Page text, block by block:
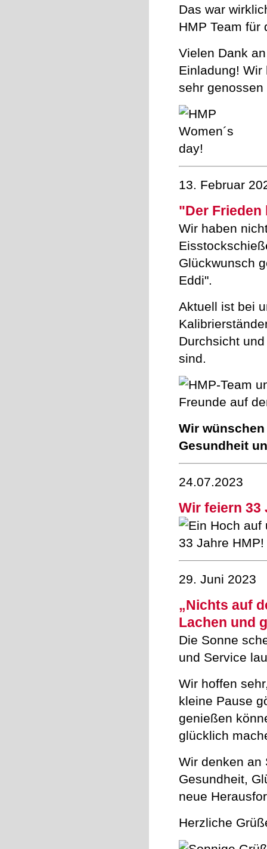
Das war
HMP Team für
Vielen Dank
Einladung!
sehr
13. Februar
"Der Frieden
Wir haben
Glückwunsch
Eddi".
Aktuell ist bei
Durchsicht
sind.
Wir
Gesundheit
24.07.2023
Wir feiern 33
29. Juni 2023
„Nichts auf
Lachen und
Die Sonne
und Service
Wir hoffen
kleine Pause
genießen
glücklich
Wir denken an
Gesundheit,
neue
Herzliche